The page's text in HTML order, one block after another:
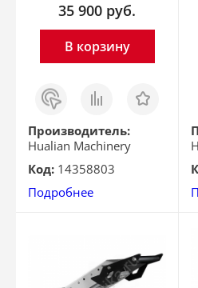
35 900 руб.
В корзину
Заказ
в 1
клик
Сравнить Отложить
Производитель:
Hualian Machinery
Код: 14358803
Подробнее